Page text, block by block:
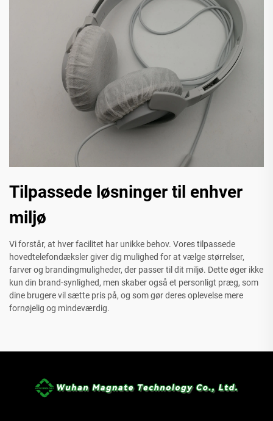
Tilpassede løsninger til enhver
miljø
Vi forstår, at hver facilitet har unikke behov. Vores tilpassede
hovedtelefondæksler giver dig mulighed for at vælge størrelser,
farver og brandingmuligheder, der passer til dit miljø. Dette øger ikke
kun din brand-synlighed, men skaber også et personligt præg, som
dine brugere vil sætte pris på, og som gør deres oplevelse mere
fornøjelig og mindeværdig.